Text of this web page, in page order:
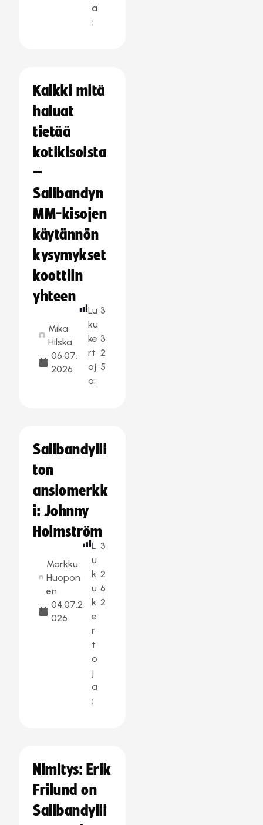
a
:
Kaikki mitä
haluat
tietää
kotikisoista
–
Salibandyn
MM-kisojen
käytännön
kysymykset
koottiin
yhteen
Mika
Hilska
06.07.
2026
Lu
ku
ke
rt
oj
a:
3
3
2
5
Salibandylii
ton
ansiomerkk
i: Johnny
Holmström
Markku
Huopon
en
04.07.2
026
L
u
k
u
k
e
r
t
o
j
a
:
3
2
6
2
Nimitys: Erik
Frilund on
Salibandylii